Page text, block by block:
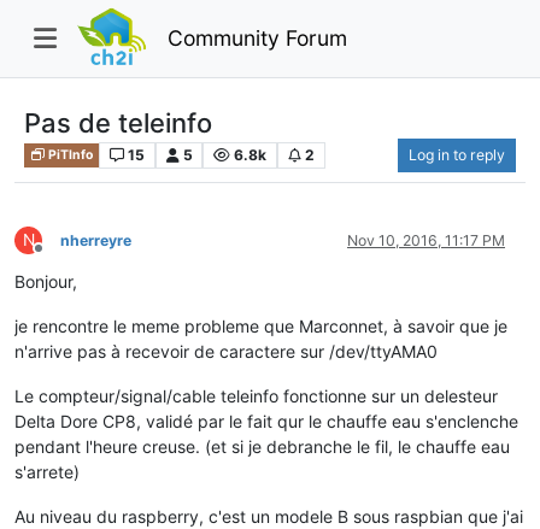
Community Forum
Pas de teleinfo
PiTInfo 15 5 6.8k 2 Log in to reply
N
Offline
nherreyre Nov 10, 2016, 11:17 PM
Bonjour,
je rencontre le meme probleme que Marconnet, à savoir que je
n'arrive pas à recevoir de caractere sur /dev/ttyAMA0
Le compteur/signal/cable teleinfo fonctionne sur un delesteur
Delta Dore CP8, validé par le fait qur le chauffe eau s'enclenche
pendant l'heure creuse. (et si je debranche le fil, le chauffe eau
s'arrete)
Au niveau du raspberry, c'est un modele B sous raspbian que j'ai